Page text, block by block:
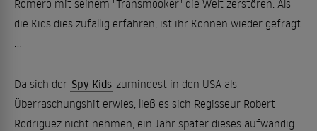
Romero mit seinem "Transmooker" die Welt zerstören. Als
die Kids dies zufällig erfahren, ist ihr Können wieder gefragt
...
Da sich der Spy Kids zumindest in den USA als
Überraschungshit erwies, ließ es sich Regisseur Robert
Rodriguez nicht nehmen, ein Jahr später dieses aufwändig